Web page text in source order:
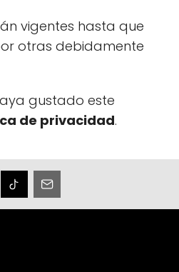
vigentes hasta que
otras debidamente
gustado este
de privacidad.